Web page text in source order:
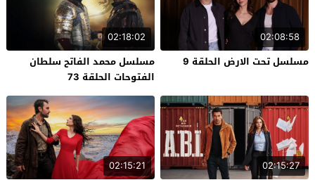
02:08:58
مسلسل تحت الارض الحلقة 9
02:18:02
مسلسل محمد الفاتح سلطان
الفتوحات الحلقة 73
02:15:27
02:15:21